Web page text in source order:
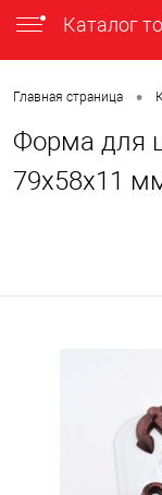
Каталог
Главная страница •
Форма для
79х58х11